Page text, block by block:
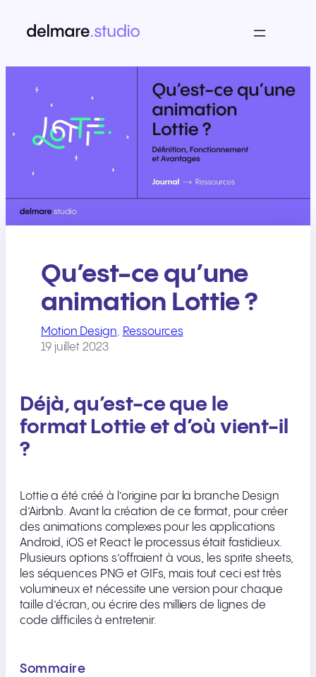
Qu’est-ce qu’une
animation Lottie ?
Motion Design, Ressources
19 juillet 2023
Déjà, qu’est-ce que le
format Lottie et d’où vient-il
?
Lottie a été créé à l’origine par la branche Design
d’Airbnb. Avant la création de ce format, pour créer
des animations complexes pour les applications
Android, iOS et React le processus était fastidieux.
Plusieurs options s’offraient à vous, les sprite sheets,
les séquences PNG et GIFs, mais tout ceci est très
volumineux et nécessite une version pour chaque
taille d’écran, ou écrire des milliers de lignes de
code difficiles à entretenir.
Sommaire